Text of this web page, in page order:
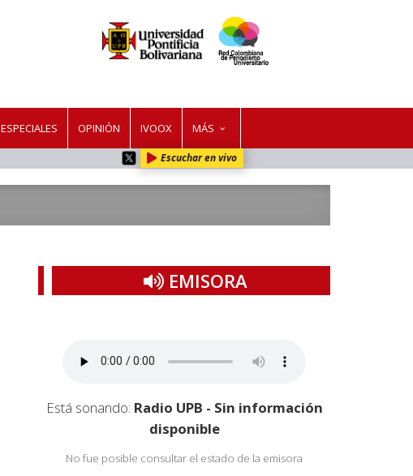
ESPECIALES OPINIÓN IVOOX MÁS
Escuchar en vivo
EMISORA
Está sonando: Radio UPB - Sin información
disponible
No fue posible consultar el estado de la emisora